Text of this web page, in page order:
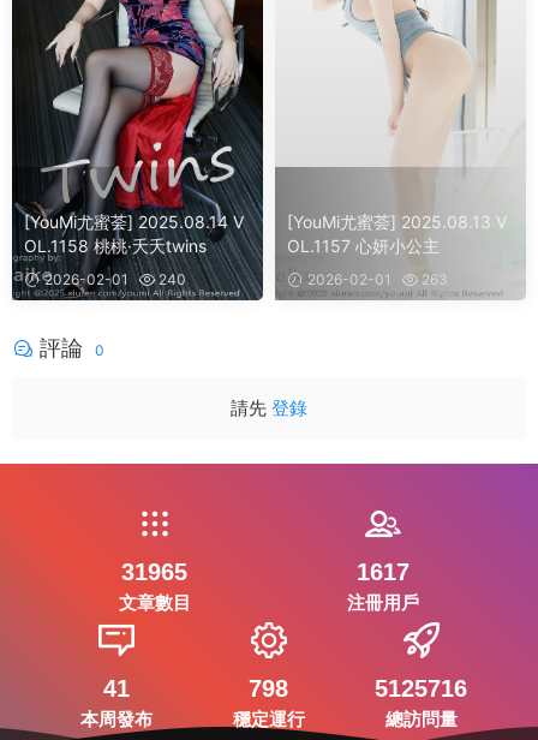
[YouMi尤蜜荟] 2025.08.14 V
OL.1158 桃桃·夭夭twins
2026-02-01 240
[YouMi尤蜜荟] 2025.08.13 V
OL.1157 心妍小公主
2026-02-01 263
評論 0
請先 登錄
31965
文章數目
1617
注冊用戶
41
本周發布
798
穩定運行
5125716
總訪問量